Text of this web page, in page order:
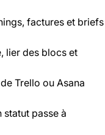
factures et briefs
lier des blocs et
Trello ou Asana
statut passe à